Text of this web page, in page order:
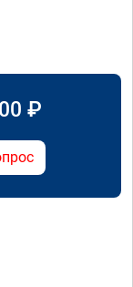
₽